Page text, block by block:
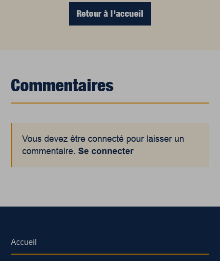
Retour à l'accueil
Commentaires
Vous devez être connecté pour laisser un
commentaire.Se connecter
Accueil